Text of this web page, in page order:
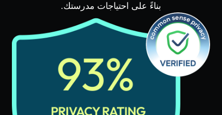
بناءً على احتياجات مدرستك.